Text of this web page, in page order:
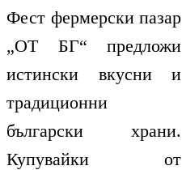
Фест фермерски пазар
„ОТ БГ“ предложи
истински вкусни и
традиционни
български храни.
Купувайки от